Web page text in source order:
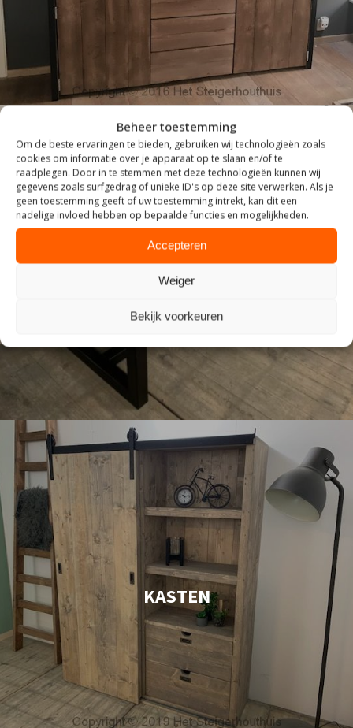
Beheer toestemming
Om de beste ervaringen te bieden, gebruiken wij technologieën zoals
cookies om informatie over je apparaat op te slaan en/of te
raadplegen. Door in te stemmen met deze technologieën kunnen wij
gegevens zoals surfgedrag of unieke ID's op deze site verwerken. Als je
geen toestemming geeft of uw toestemming intrekt, kan dit een
nadelige invloed hebben op bepaalde functies en mogelijkheden.
Accepteren
Weiger
Bekijk voorkeuren
ZITTEN
KASTEN